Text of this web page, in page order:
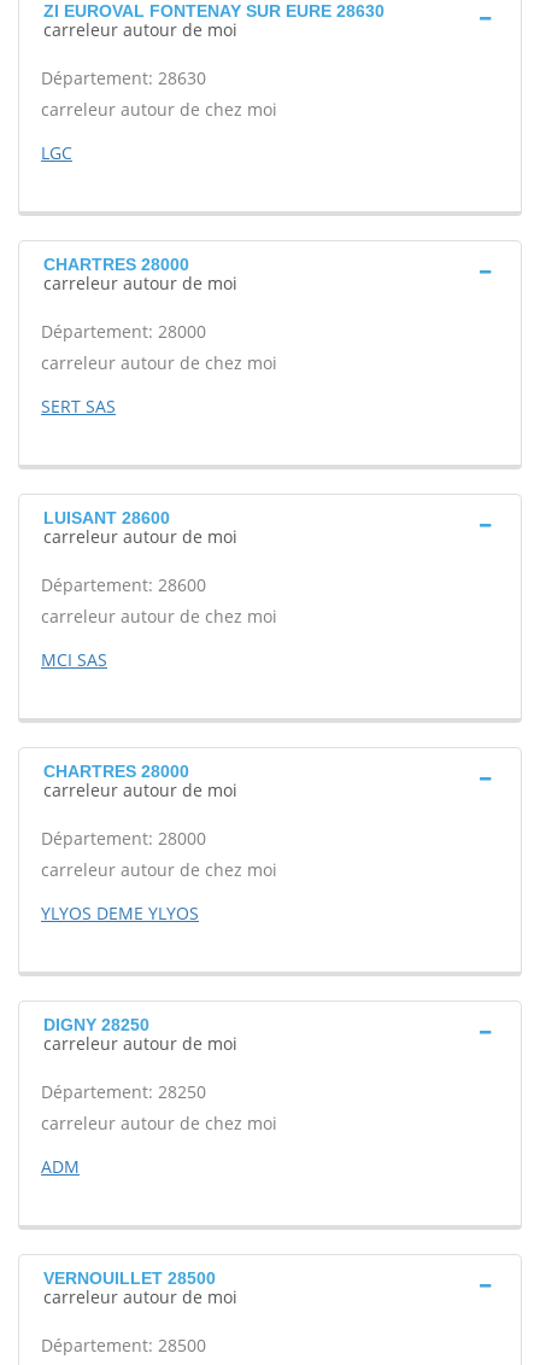
ZI EUROVAL FONTENAY SUR EURE 28630
carreleur autour de moi
Département: 28630
carreleur autour de chez moi
LGC
CHARTRES 28000
carreleur autour de moi
Département: 28000
carreleur autour de chez moi
SERT SAS
LUISANT 28600
carreleur autour de moi
Département: 28600
carreleur autour de chez moi
MCI SAS
CHARTRES 28000
carreleur autour de moi
Département: 28000
carreleur autour de chez moi
YLYOS DEME YLYOS
DIGNY 28250
carreleur autour de moi
Département: 28250
carreleur autour de chez moi
ADM
VERNOUILLET 28500
carreleur autour de moi
Département: 28500